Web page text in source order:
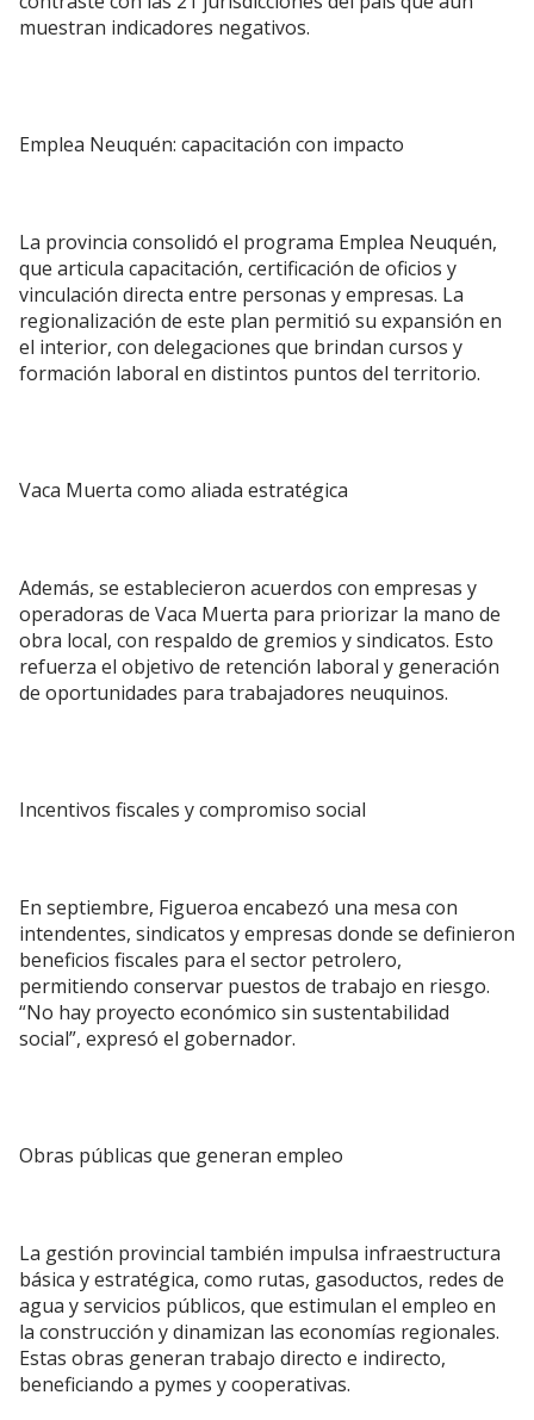
muestran indicadores negativos.
Emplea Neuquén: capacitación con impacto
La provincia consolidó el programa Emplea Neuquén,
que articula capacitación, certificación de oficios y
vinculación directa entre personas y empresas. La
regionalización de este plan permitió su expansión en
el interior, con delegaciones que brindan cursos y
formación laboral en distintos puntos del territorio.
Vaca Muerta como aliada estratégica
Además, se establecieron acuerdos con empresas y
operadoras de Vaca Muerta para priorizar la mano de
obra local, con respaldo de gremios y sindicatos. Esto
refuerza el objetivo de retención laboral y generación
de oportunidades para trabajadores neuquinos.
Incentivos fiscales y compromiso social
En septiembre, Figueroa encabezó una mesa con
intendentes, sindicatos y empresas donde se definieron
beneficios fiscales para el sector petrolero,
permitiendo conservar puestos de trabajo en riesgo.
“No hay proyecto económico sin sustentabilidad
social”, expresó el gobernador.
Obras públicas que generan empleo
La gestión provincial también impulsa infraestructura
básica y estratégica, como rutas, gasoductos, redes de
agua y servicios públicos, que estimulan el empleo en
la construcción y dinamizan las economías regionales.
Estas obras generan trabajo directo e indirecto,
beneficiando a pymes y cooperativas.